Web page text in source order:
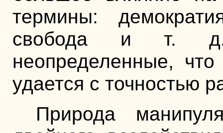
термины:
свобода и т.
неопределенные,
удается с точностью
Природа